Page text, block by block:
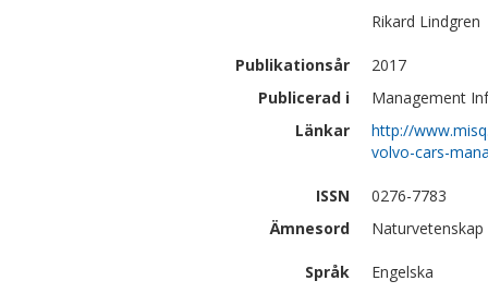
Rikard Lindgren
Publikationsår
2017
Publicerad i
Management
Länkar
http://
volvo-cars-
ISSN
0276-7783
Ämnesord
Språk
Engelska